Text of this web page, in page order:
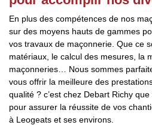
En plus des compétences de nos
sur des moyens hauts de gammes
vos travaux de maçonnerie. Que ce
matériaux, le calcul des mesures, la
maçonneries… Nous sommes
vous offrir la meilleure des
qualité ? c’est chez Debart Richy
pour assurer la réussite de vos
à Leogeats et ses environs.